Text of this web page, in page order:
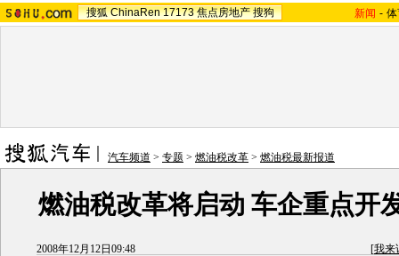
搜狐 ChinaRen 17173 焦点房地产 搜狗 新闻 -
汽车频道 > 专题 > 燃油税改革 > 燃油税最新报道
燃油税改革将启动 车企重点开
2008年12月12日09:48 [我来